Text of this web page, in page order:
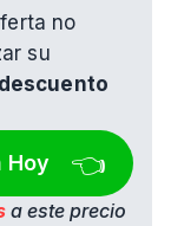
no
su
Hoy 👈
a este precio